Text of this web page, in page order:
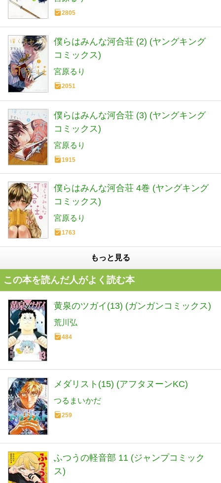
2805
僕らはみんな河合荘 (2) (ヤングキング
コミックス)
宮原るり
2051
僕らはみんな河合荘 (3) (ヤングキング
コミックス)
宮原るり
1915
僕らはみんな河合荘 4巻 (ヤングキング
コミックス)
宮原るり
1763
もっと見る
この本を読んだ人がよく読む本
黄泉のツガイ(13) (ガンガンコミックス)
荒川弘
484
メダリスト(15) (アフタヌーンKC)
つるまいかだ
259
ふつうの軽音部 11 (ジャンプコミック
ス)